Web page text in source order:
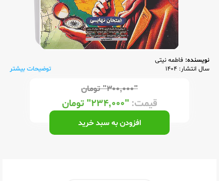
نویسنده: فاطمه نیتی
سال انتشار: 1404
توضیحات بیشتر
"۳۰۰,۰۰۰" تومان
قیمت:"۲۳۴,۰۰۰" تومان
افزودن به سبد خرید